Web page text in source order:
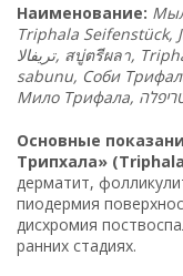
Наименование:
Triphala Seifenstück,
تريفالا, สบู่ตรีผลา,
sabunu, Соби
Мило Трифала,
Основные
Трипхала»
дерматит,
пиодермия
дисхромия
ранних стадиях.